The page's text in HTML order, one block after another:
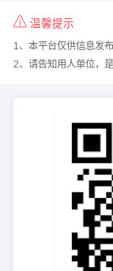
温馨提示
1、本平台仅供信息发
2、请告知用人单位，